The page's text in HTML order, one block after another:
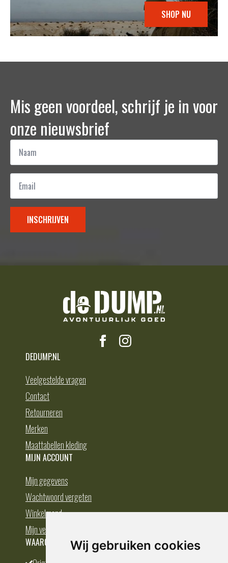
Wij gebruiken cookies
SHOP NU
Mis geen voordeel, schrijf je in voor
onze nieuwsbrief
Naam
Email
INSCHRIJVEN
DEDUMP.NL
Veelgestelde vragen
Contact
Retourneren
Merken
Maattabellen kleding
MIJN ACCOUNT
Mijn gegevens
Wachtwoord vergeten
Winkelmand
Mijn verlanglijst
WAAROM BESTELLEN BIJ DEDUMP.NL